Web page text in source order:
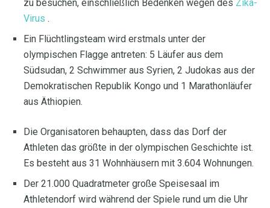
zu besuchen, einschließlich Bedenken wegen des Zika-
Virus .
Ein Flüchtlingsteam wird erstmals unter der
olympischen Flagge antreten: 5 Läufer aus dem
Südsudan, 2 Schwimmer aus Syrien, 2 Judokas aus der
Demokratischen Republik Kongo und 1 Marathonläufer
aus Äthiopien.
Die Organisatoren behaupten, dass das Dorf der
Athleten das größte in der olympischen Geschichte ist.
Es besteht aus 31 Wohnhäusern mit 3.604 Wohnungen.
Der 21.000 Quadratmeter große Speisesaal im
Athletendorf wird während der Spiele rund um die Uhr